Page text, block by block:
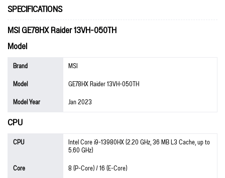
SPECIFICATIONS
MSI GE78HX Raider 13VH-050TH
Model
Brand
MSI
Model
GE78HX Raider 13VH-050TH
Model Year
Jan 2023
CPU
CPU Intel Core i9-13980HX (2.20 GHz, 36 MB L3 Cache, up to
5.60 GHz)
Core
8 (P-Core) / 16 (E-Core)